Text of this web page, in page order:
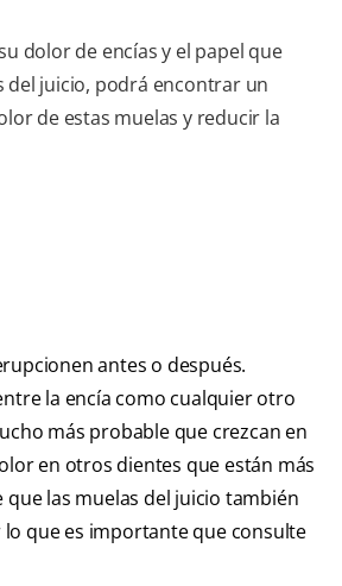
dolor de encías y el papel que
del juicio, podrá encontrar un
de estas muelas y reducir la
antes o después.
la encía como cualquier otro
más probable que crezcan en
en otros dientes que están más
que las muelas del juicio también
que es importante que consulte